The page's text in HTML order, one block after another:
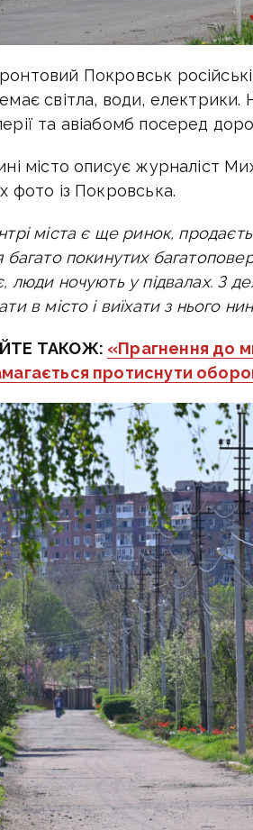
Покровськ
світла, води, електрики.
та авіабомб посеред
місто описує журналіст
фото із Покровська.
міста є ще ринок,
багато покинутих
, люди ночують у підвалах. З
в місто і виїхати з нього
ТАКОЖ: «Прагнення до
протиснути